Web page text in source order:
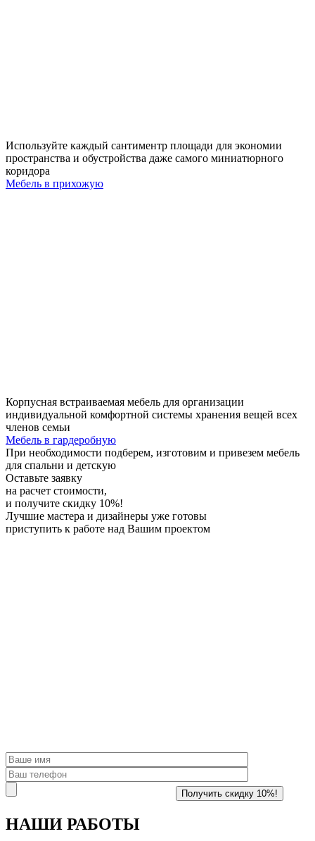
Используйте каждый сантиментр площади для экономии
пространства и обустройства даже самого миниатюрного
коридора
Мебель в прихожую
Корпусная встраиваемая мебель для организации
индивидуальной комфортной системы хранения вещей всех
членов семьи
Мебель в гардеробную
При необходимости подберем, изготовим и привезем мебель
для спальни и детскую
Оставьте заявку
на расчет стоимости,
и получите скидку 10%!
Лучшие мастера и дизайнеры уже готовы
приступить к работе над Вашим проектом
НАШИ РАБОТЫ